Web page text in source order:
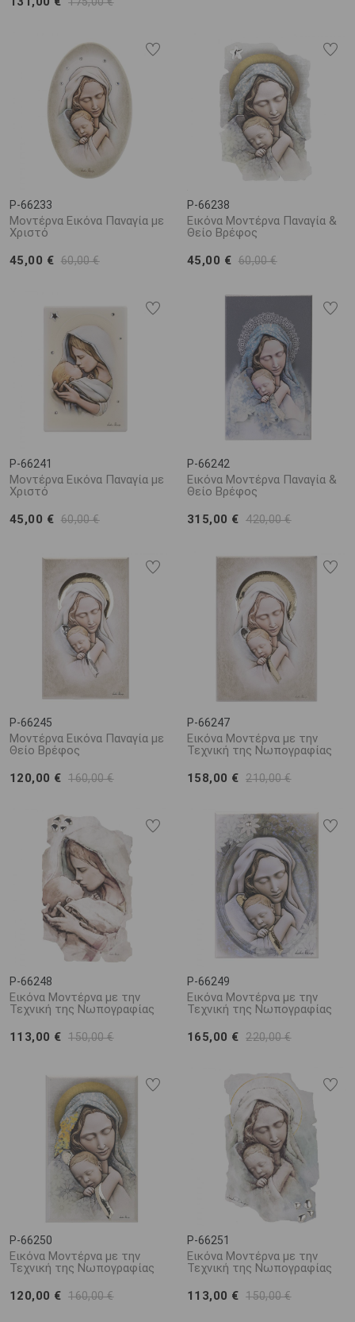
P-66233
Μοντέρνα Εικόνα Παναγία με
Χριστό
45,00 € 60,00 €
P-66238
Εικόνα Μοντέρνα Παναγία &
Θείο Βρέφος
45,00 € 60,00 €
P-66241
Μοντέρνα Εικόνα Παναγία με
Χριστό
45,00 € 60,00 €
P-66242
Εικόνα Μοντέρνα Παναγία &
Θείο Βρέφος
315,00 € 420,00 €
P-66245
Μοντέρνα Εικόνα Παναγία με
Θείο Βρέφος
120,00 € 160,00 €
P-66247
Εικόνα Μοντέρνα με την
Τεχνική της Νωπογραφίας
158,00 € 210,00 €
P-66248
Εικόνα Μοντέρνα με την
Τεχνική της Νωπογραφίας
113,00 € 150,00 €
P-66249
Εικόνα Μοντέρνα με την
Τεχνική της Νωπογραφίας
165,00 € 220,00 €
P-66250
Εικόνα Μοντέρνα με την
Τεχνική της Νωπογραφίας
120,00 € 160,00 €
P-66251
Εικόνα Μοντέρνα με την
Τεχνική της Νωπογραφίας
113,00 € 150,00 €